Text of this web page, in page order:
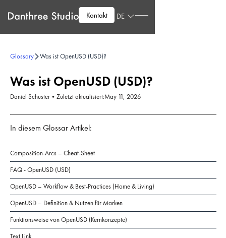
Kontakt DE
Glossary Was ist OpenUSD (USD)?
Was ist OpenUSD (USD)?
Daniel Schuster• Zuletzt aktualisiert:May 11, 2026
In diesem Glossar Artikel:
Composition-Arcs – Cheat-Sheet
FAQ - OpenUSD (USD)
OpenUSD – Workflow & Best-Practices (Home & Living)
OpenUSD – Definition & Nutzen für Marken
Funktionsweise von OpenUSD (Kernkonzepte)
Text Link